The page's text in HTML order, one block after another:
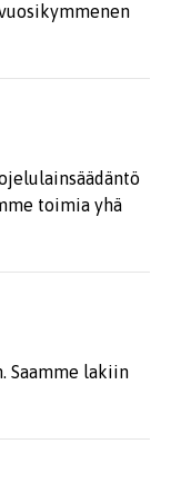
toimia yhä
Saamme lakiin